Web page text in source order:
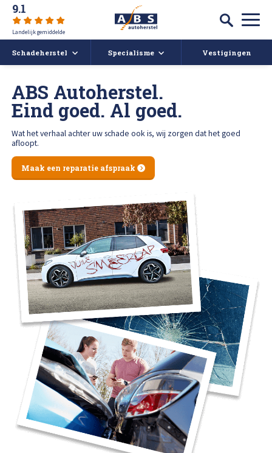
9.1
Landelijk gemiddelde
Schadeherstel Specialisme Vestigingen
Caravan- en camperreparatie
Ruitschade
Alle soorten Schadeherstel
Afspraak maken
Auto uitdeuken zonder spuiten
Autoruit reparatie
Bumper herstellen
Koplampen polijsten en afstellen
Krassen verwijderen
High Tech Schadeherstel
Lakschade herstellen
Spotrepair
Steenslag herstellen
Velgen herstellen
Hagelschade herstellen
Over ABS
ABS Actueel
Deukendag
Contact
Bel ons op: 0900 - 6611111
ABS Autoherstel.
Eind goed. Al goed.
Wat het verhaal achter uw schade ook is, wij zorgen dat het goed
afloopt.
Maak een reparatie afspraak